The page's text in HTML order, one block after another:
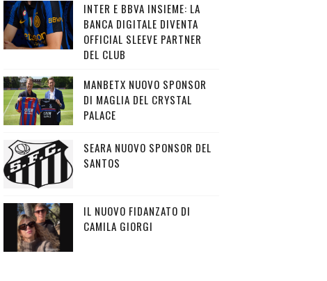
INTER E BBVA INSIEME: LA
BANCA DIGITALE DIVENTA
OFFICIAL SLEEVE PARTNER
DEL CLUB
MANBETX NUOVO SPONSOR
DI MAGLIA DEL CRYSTAL
PALACE
SEARA NUOVO SPONSOR DEL
SANTOS
IL NUOVO FIDANZATO DI
CAMILA GIORGI